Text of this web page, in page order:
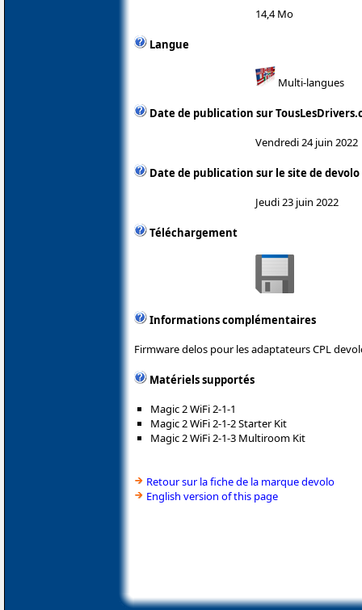
14,4 Mo
Langue
Multi-langues
Date de publication sur
Vendredi 24 juin 2022
Date de publication sur le site de devolo
Jeudi 23 juin 2022
Téléchargement
Informations complémentaires
Firmware delos pour les adaptateurs CPL
Matériels supportés
Magic 2 WiFi 2-1-1
Magic 2 WiFi 2-1-2 Starter Kit
Magic 2 WiFi 2-1-3 Multiroom Kit
Retour sur la fiche de la marque devolo
English version of this page